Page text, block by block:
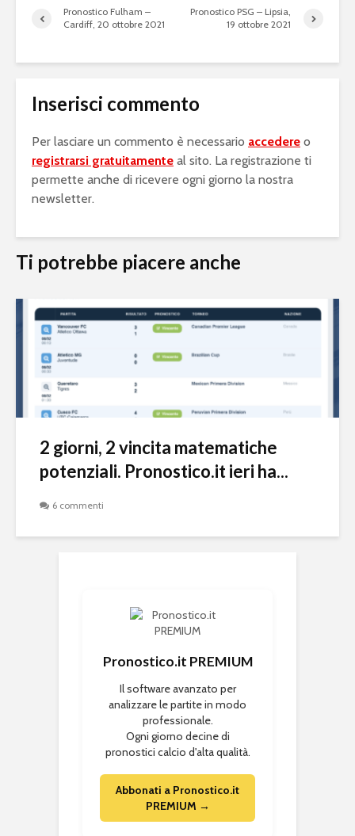
Pronostico Fulham –
Cardiff, 20 ottobre 2021
Pronostico PSG – Lipsia,
19 ottobre 2021
Inserisci commento
Per lasciare un commento è necessario accedere o
registrarsi gratuitamente al sito. La registrazione ti
permette anche di ricevere ogni giorno la nostra
newsletter.
Ti potrebbe piacere anche
2 giorni, 2 vincita matematiche
potenziali. Pronostico.it ieri ha...
6 commenti
Pronostico.it PREMIUM
Il software avanzato per
analizzare le partite in modo
professionale.
Ogni giorno decine di
pronostici calcio d'alta qualità.
Abbonati a Pronostico.it
PREMIUM →